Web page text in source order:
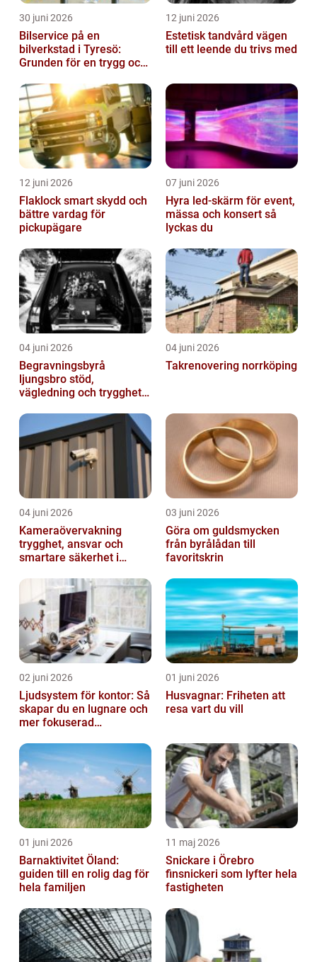
30 juni 2026
Bilservice på en
bilverkstad i Tyresö:
Grunden för en trygg och
12 juni 2026
Estetisk tandvård vägen
till ett leende du trivs med
12 juni 2026
Flaklock smart skydd och
bättre vardag för
pickupägare
07 juni 2026
Hyra led-skärm för event,
mässa och konsert så
lyckas du
04 juni 2026
Begravningsbyrå
ljungsbro stöd,
vägledning och trygghet
04 juni 2026
Takrenovering norrköping
04 juni 2026
Kameraövervakning
trygghet, ansvar och
smartare säkerhet i
03 juni 2026
Göra om guldsmycken
från byrålådan till
favoritskrin
02 juni 2026
Ljudsystem för kontor: Så
skapar du en lugnare och
mer fokuserad
01 juni 2026
Husvagnar: Friheten att
resa vart du vill
01 juni 2026
Barnaktivitet Öland:
guiden till en rolig dag för
hela familjen
11 maj 2026
Snickare i Örebro
finsnickeri som lyfter hela
fastigheten